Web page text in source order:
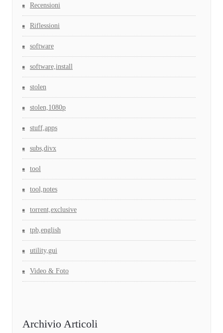
Recensioni
Riflessioni
software
software,install
stolen
stolen,1080p
stuff,apps
subs,divx
tool
tool,notes
torrent,exclusive
tpb,english
utility,gui
Video & Foto
Archivio Articoli